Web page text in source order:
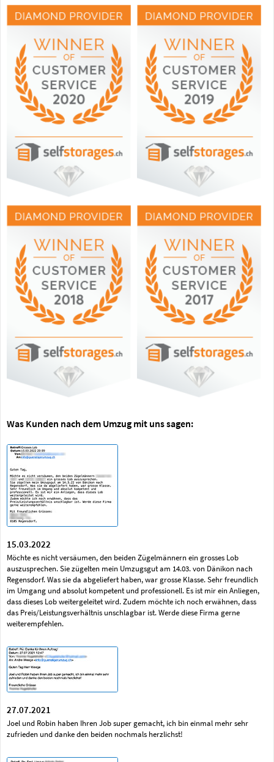
Was Kunden nach dem Umzug mit uns sagen:
15.03.2022
Möchte es nicht versäumen, den beiden Zügelmännern ein grosses Lob
auszusprechen. Sie zügelten mein Umzugsgut am 14.03. von Dänikon nach
Regensdorf. Was sie da abgeliefert haben, war grosse Klasse. Sehr freundlich
im Umgang und absolut kompetent und professionell. Es ist mir ein Anliegen,
dass dieses Lob weitergeleitet wird. Zudem möchte ich noch erwähnen, dass
das Preis/Leistungsverhältnis unschlagbar ist. Werde diese Firma gerne
weiterempfehlen.
27.07.2021
Joel und Robin haben Ihren Job super gemacht, ich bin einmal mehr sehr
zufrieden und danke den beiden nochmals herzlichst!